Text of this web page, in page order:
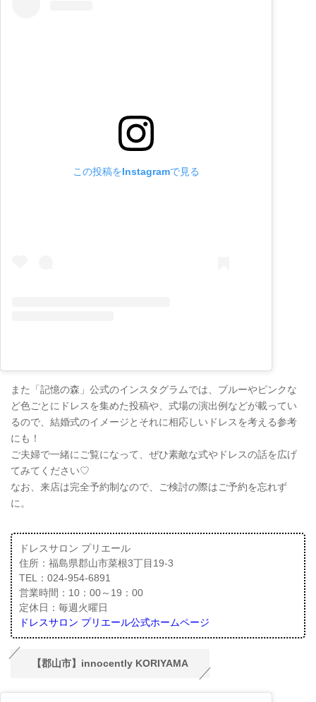
この投稿をInstagramで見る
また「記憶の森」公式のインスタグラムでは、ブルーやピンクな
ど色ごとにドレスを集めた投稿や、式場の演出例などが載ってい
るので、結婚式のイメージとそれに相応しいドレスを考える参考
にも！
ご夫婦で一緒にご覧になって、ぜひ素敵な式やドレスの話を広げ
てみてください♡
なお、来店は完全予約制なので、ご検討の際はご予約を忘れず
に。
ドレスサロン プリエール
住所：福島県郡山市菜根3丁目19-3
TEL：024-954-6891
営業時間：10：00～19：00
定休日：毎週火曜日
ドレスサロン プリエール公式ホームページ
【郡山市】innocently KORIYAMA